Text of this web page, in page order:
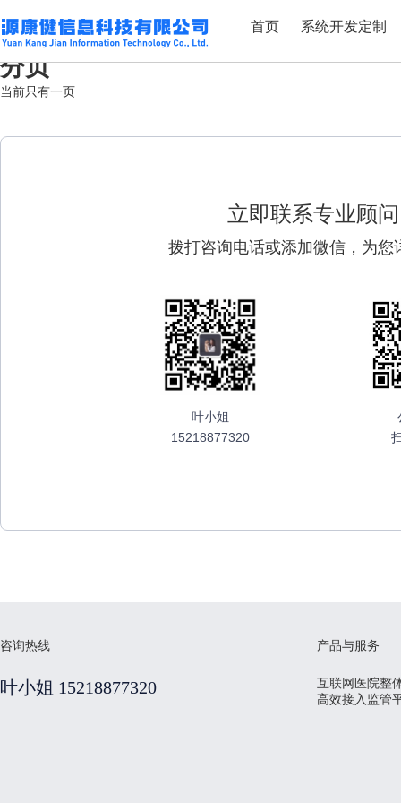
首页 系统开发定制
标签：医疗网络安全管理
一图读懂 |《医疗卫生机构网络安全管理办法》
分页
当前只有一页
立即联系专业顾问
拨打咨询电话或添加微信，为您
叶小姐
15218877320
咨询热线
叶小姐 15218877320
产品与服务
互联网医院整
高效接入监管